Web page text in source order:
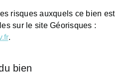
risques auxquels ce bien est
sur le site Géorisques :
.
bien